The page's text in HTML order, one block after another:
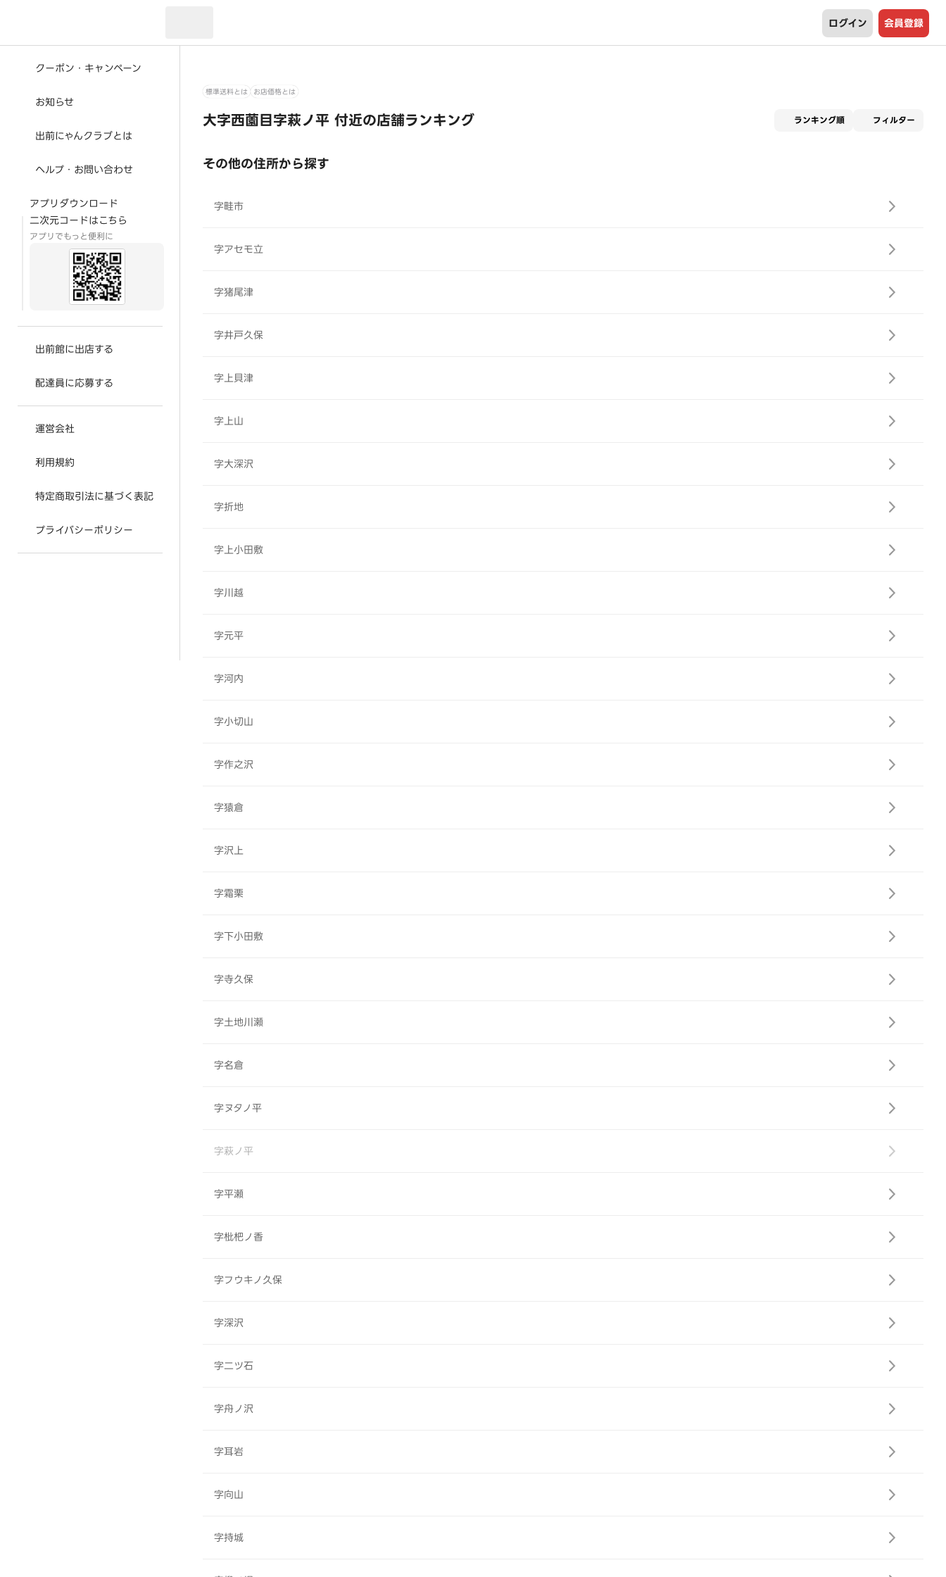
ログイン 会員登録
クーポン・キャンペーン
お知らせ
出前にゃんクラブとは
ヘルプ・お問い合わせ
アプリダウンロード
二次元コードはこちら
アプリでもっと便利に
出前館に出店する
配達員に応募する
運営会社
利用規約
特定商取引法に基づく表記
プライバシーポリシー
標準送料とは お店価格とは
大字西薗目字萩ノ平 付近の店舗ランキング ランキング順 フィルター
その他の住所から探す
字畦市
字アセモ立
字猪尾津
字井戸久保
字上貝津
字上山
字大深沢
字折地
字上小田敷
字川越
字元平
字河内
字小切山
字作之沢
字猿倉
字沢上
字霜栗
字下小田敷
字寺久保
字土地川瀬
字名倉
字ヌタノ平
字萩ノ平
字平瀬
字枇杷ノ香
字フウキノ久保
字深沢
字二ツ石
字舟ノ沢
字耳岩
字向山
字持城